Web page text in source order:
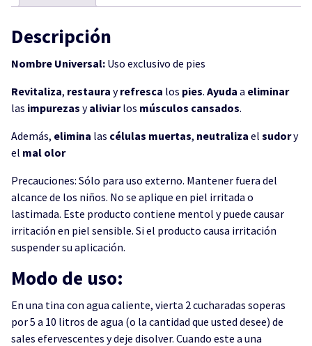
Descripción
Nombre Universal: Uso exclusivo de pies
Revitaliza, restaura yrefresca los pies. Ayuda a eliminar
las impurezas yaliviarlos músculos cansados.
Además, elimina las células muertas, neutraliza el sudory
el mal olor
Precauciones: Sólo para uso externo. Mantener fuera del
alcance de los niños. No se aplique en piel irritada o
lastimada. Este producto contiene mentol y puede causar
irritación en piel sensible. Si el producto causa irritación
suspender su aplicación.
Modo de uso:
En una tina con agua caliente, vierta 2 cucharadas soperas
por 5 a 10 litros de agua (o la cantidad que usted desee) de
sales efervescentes y deje disolver. Cuando este a una